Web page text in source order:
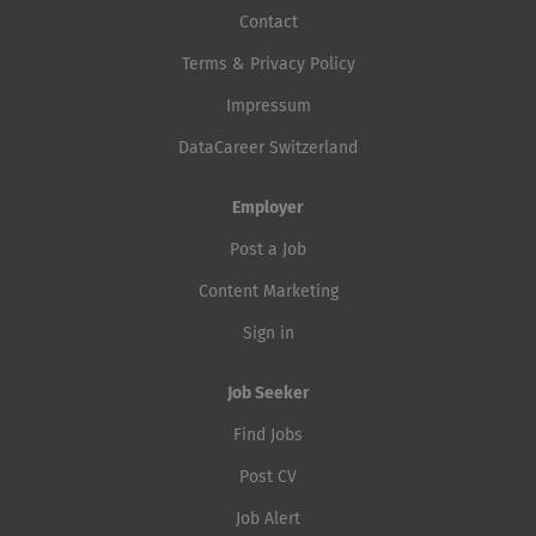
Contact
Terms & Privacy Policy
Impressum
DataCareer Switzerland
Employer
Post a Job
Content Marketing
Sign in
Job Seeker
Find Jobs
Post CV
Job Alert